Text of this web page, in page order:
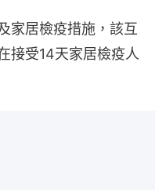
家居檢疫措施，該互
接受14天家居檢疫人